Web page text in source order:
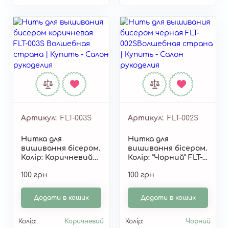
Артикул FLT-003S
Нитка для
вишивання бісером.
Колір: Коричневий
100 грн
Додати в кошик
Колір:
Коричневий
Артикул FLT-002S
Нитка для
вишивання бісером.
Колір: "Чорний" FLT-
100 грн
Додати в кошик
Колір:
Чорний